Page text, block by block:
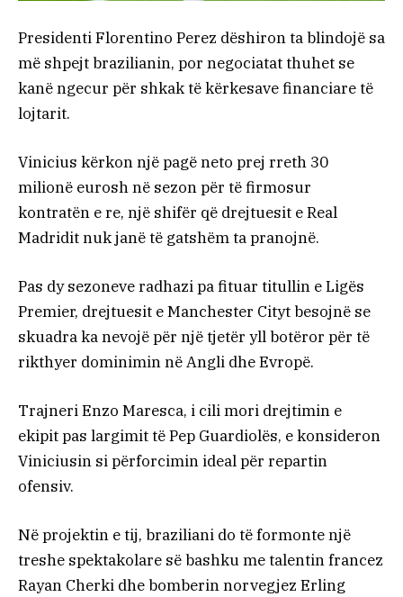
Presidenti Florentino Perez dëshiron ta blindojë sa
më shpejt brazilianin, por negociatat thuhet se
kanë ngecur për shkak të kërkesave financiare të
lojtarit.
Vinicius kërkon një pagë neto prej rreth 30
milionë eurosh në sezon për të firmosur
kontratën e re, një shifër që drejtuesit e Real
Madridit nuk janë të gatshëm ta pranojnë.
Pas dy sezoneve radhazi pa fituar titullin e Ligës
Premier, drejtuesit e Manchester Cityt besojnë se
skuadra ka nevojë për një tjetër yll botëror për të
rikthyer dominimin në Angli dhe Evropë.
Trajneri Enzo Maresca, i cili mori drejtimin e
ekipit pas largimit të Pep Guardiolës, e konsideron
Viniciusin si përforcimin ideal për repartin
ofensiv.
Në projektin e tij, braziliani do të formonte një
treshe spektakolare së bashku me talentin francez
Rayan Cherki dhe bomberin norvegjez Erling